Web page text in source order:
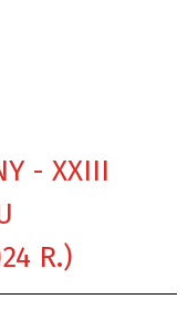
- XXIII
R.)